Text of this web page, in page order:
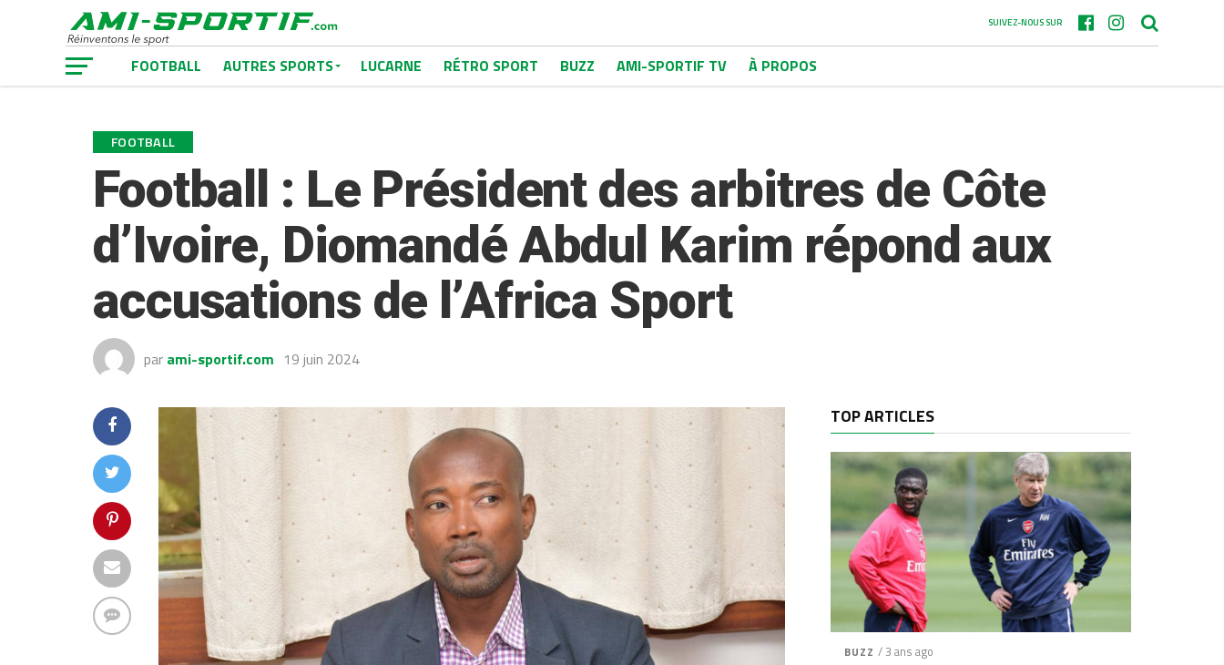
SUIVEZ-NOUS SUR
FOOTBALL AUTRES SPORTS LUCARNE RÉTRO SPORT BUZZ AMI-SPORTIF TV À PROPOS
FOOTBALL
Football : Le Président des arbitres de Côte
d’Ivoire, Diomandé Abdul Karim répond aux
accusations de l’Africa Sport
par ami-sportif.com 19 juin 2024
TOP ARTICLES
BUZZ / 3 ans ago